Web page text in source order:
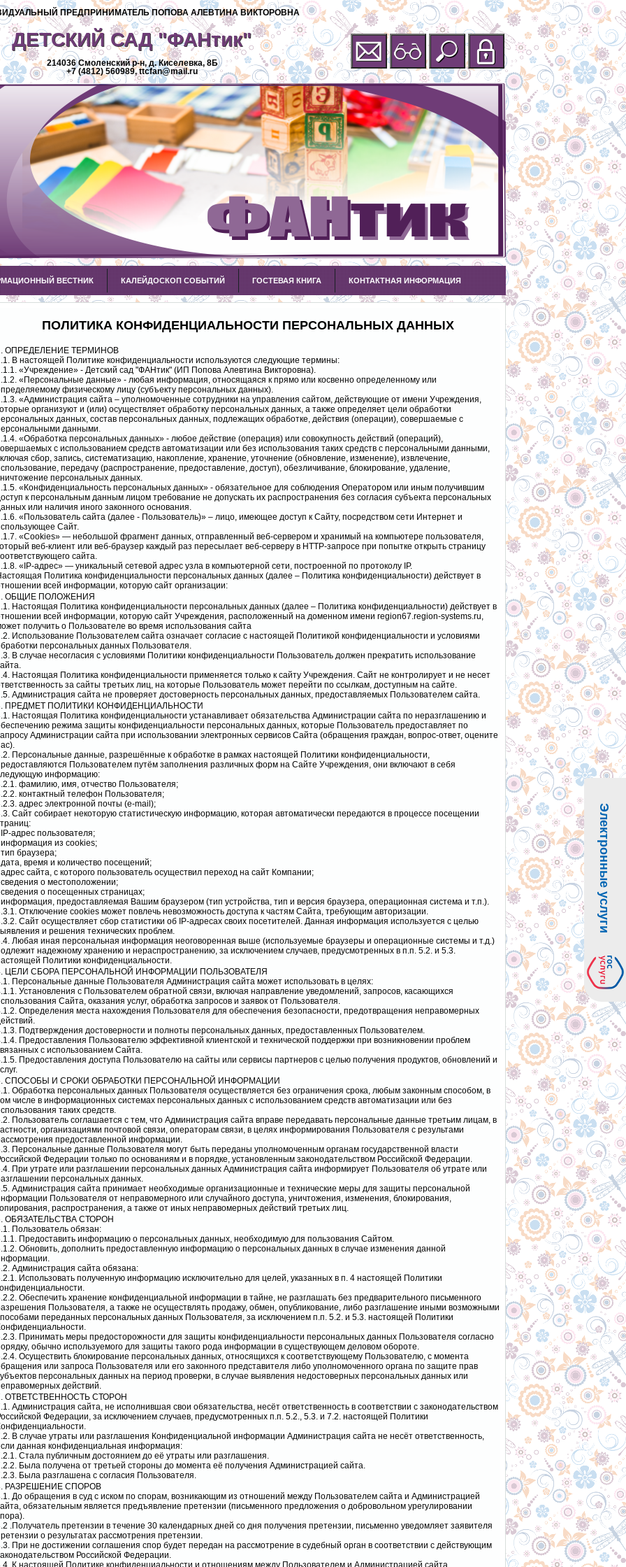
214036 Смоленский р-н, д. Киселевка, 8Б
+7 (4812) 560989, ttcfan@mail.ru
ДЕТСКИЙ САД "ФАНтик"
ПРЕДПРИНИМАТЕЛЬ ПОПОВА АЛЕВТИНА ВИКТОРОВНА
ВЕСТНИК КАЛЕЙДОСКОП СОБЫТИЙ ГОСТЕВАЯ КНИГА КОНТАКТНАЯ ИНФОРМАЦИЯ
ПОЛИТИКА КОНФИДЕНЦИАЛЬНОСТИ ПЕРСОНАЛЬНЫХ ДАННЫХ
ОПРЕДЕЛЕНИЕ ТЕРМИНОВ
В настоящей Политике конфиденциальности используются следующие термины:
«Учреждение» - Детский сад "ФАНтик" (ИП Попова Алевтина Викторовна).
«Персональные данные» - любая информация, относящаяся к прямо или косвенно определенному или
физическому лицу (субъекту персональных данных).
«Администрация сайта – уполномоченные сотрудники на управления сайтом, действующие от имени Учреждения,
организуют и (или) осуществляет обработку персональных данных, а также определяет цели обработки
данных, состав персональных данных, подлежащих обработке, действия (операции), совершаемые с
данными.
«Обработка персональных данных» - любое действие (операция) или совокупность действий (операций),
с использованием средств автоматизации или без использования таких средств с персональными данными,
сбор, запись, систематизацию, накопление, хранение, уточнение (обновление, изменение), извлечение,
передачу (распространение, предоставление, доступ), обезличивание, блокирование, удаление,
персональных данных.
«Конфиденциальность персональных данных» - обязательное для соблюдения Оператором или иным получившим
к персональным данным лицом требование не допускать их распространения без согласия субъекта персональных
или наличия иного законного основания.
«Пользователь сайта (далее - Пользователь)» – лицо, имеющее доступ к Сайту, посредством сети Интернет и
Сайт.
«Cookies» — небольшой фрагмент данных, отправленный веб-сервером и хранимый на компьютере пользователя,
веб-клиент или веб-браузер каждый раз пересылает веб-серверу в HTTP-запросе при попытке открыть страницу
сайта.
«IP-адрес» — уникальный сетевой адрес узла в компьютерной сети, построенной по протоколу IP.
Политика конфиденциальности персональных данных (далее – Политика конфиденциальности) действует в
всей информации, которую сайт организации:
ОБЩИЕ ПОЛОЖЕНИЯ
Настоящая Политика конфиденциальности персональных данных (далее – Политика конфиденциальности) действует в
всей информации, которую сайт Учреждения, расположенный на доменном имени region67.region-systems.ru,
получить о Пользователе во время использования сайта
Использование Пользователем сайта означает согласие с настоящей Политикой конфиденциальности и условиями
персональных данных Пользователя.
В случае несогласия с условиями Политики конфиденциальности Пользователь должен прекратить использование
Настоящая Политика конфиденциальности применяется только к сайту Учреждения. Сайт не контролирует и не несет
за сайты третьих лиц, на которые Пользователь может перейти по ссылкам, доступным на сайте.
Администрация сайта не проверяет достоверность персональных данных, предоставляемых Пользователем сайта.
ПРЕДМЕТ ПОЛИТИКИ КОНФИДЕНЦИАЛЬНОСТИ
Настоящая Политика конфиденциальности устанавливает обязательства Администрации сайта по неразглашению и
режима защиты конфиденциальности персональных данных, которые Пользователь предоставляет по
Администрации сайта при использовании электронных сервисов Сайта (обращения граждан, вопрос-ответ, оцените
Персональные данные, разрешённые к обработке в рамках настоящей Политики конфиденциальности,
Пользователем путём заполнения различных форм на Сайте Учреждения, они включают в себя
информацию:
фамилию, имя, отчество Пользователя;
контактный телефон Пользователя;
адрес электронной почты (e-mail);
Сайт собирает некоторую статистическую информацию, которая автоматически передаются в процессе посещении
адрес пользователя;
из cookies;
браузера;
время и количество посещений;
сайта, с которого пользователь осуществил переход на сайт Компании;
о местоположении;
о посещенных страницах;
предоставляемая Вашим браузером (тип устройства, тип и версия браузера, операционная система и т.п.).
Отключение cookies может повлечь невозможность доступа к частям Сайта, требующим авторизации.
Сайт осуществляет сбор статистики об IP-адресах своих посетителей. Данная информация используется с целью
и решения технических проблем.
Любая иная персональная информация неоговоренная выше (используемые браузеры и операционные системы и т.д.)
надежному хранению и нераспространению, за исключением случаев, предусмотренных в п.п. 5.2. и 5.3.
Политики конфиденциальности.
ЦЕЛИ СБОРА ПЕРСОНАЛЬНОЙ ИНФОРМАЦИИ ПОЛЬЗОВАТЕЛЯ
Персональные данные Пользователя Администрация сайта может использовать в целях:
Установления с Пользователем обратной связи, включая направление уведомлений, запросов, касающихся
Сайта, оказания услуг, обработка запросов и заявок от Пользователя.
Определения места нахождения Пользователя для обеспечения безопасности, предотвращения неправомерных
Подтверждения достоверности и полноты персональных данных, предоставленных Пользователем.
Предоставления Пользователю эффективной клиентской и технической поддержки при возникновении проблем
с использованием Сайта.
Предоставления доступа Пользователю на сайты или сервисы партнеров с целью получения продуктов, обновлений и
СПОСОБЫ И СРОКИ ОБРАБОТКИ ПЕРСОНАЛЬНОЙ ИНФОРМАЦИИ
Обработка персональных данных Пользователя осуществляется без ограничения срока, любым законным способом, в
числе в информационных системах персональных данных с использованием средств автоматизации или без
таких средств.
Пользователь соглашается с тем, что Администрация сайта вправе передавать персональные данные третьим лицам, в
организациями почтовой связи, операторам связи, в целях информирования Пользователя с результами
предоставленной информации.
Персональные данные Пользователя могут быть переданы уполномоченным органам государственной власти
Федерации только по основаниям и в порядке, установленным законодательством Российской Федерации.
При утрате или разглашении персональных данных Администрация сайта информирует Пользователя об утрате или
персональных данных.
Администрация сайта принимает необходимые организационные и технические меры для защиты персональной
Пользователя от неправомерного или случайного доступа, уничтожения, изменения, блокирования,
распространения, а также от иных неправомерных действий третьих лиц.
ОБЯЗАТЕЛЬСТВА СТОРОН
Пользователь обязан:
Предоставить информацию о персональных данных, необходимую для пользования Сайтом.
Обновить, дополнить предоставленную информацию о персональных данных в случае изменения данной
Администрация сайта обязана:
Использовать полученную информацию исключительно для целей, указанных в п. 4 настоящей Политики
Обеспечить хранение конфиденциальной информации в тайне, не разглашать без предварительного письменного
Пользователя, а также не осуществлять продажу, обмен, опубликование, либо разглашение иными возможными
переданных персональных данных Пользователя, за исключением п.п. 5.2. и 5.3. настоящей Политики
Принимать меры предосторожности для защиты конфиденциальности персональных данных Пользователя согласно
обычно используемого для защиты такого рода информации в существующем деловом обороте.
Осуществить блокирование персональных данных, относящихся к соответствующему Пользователю, с момента
или запроса Пользователя или его законного представителя либо уполномоченного органа по защите прав
персональных данных на период проверки, в случае выявления недостоверных персональных данных или
действий.
ОТВЕТСТВЕННОСТЬ СТОРОН
Администрация сайта, не исполнившая свои обязательства, несёт ответственность в соответствии с законодательством
Федерации, за исключением случаев, предусмотренных п.п. 5.2., 5.3. и 7.2. настоящей Политики
В случае утраты или разглашения Конфиденциальной информации Администрация сайта не несёт ответственность,
данная конфиденциальная информация:
Стала публичным достоянием до её утраты или разглашения.
Была получена от третьей стороны до момента её получения Администрацией сайта.
Была разглашена с согласия Пользователя.
РАЗРЕШЕНИЕ СПОРОВ
До обращения в суд с иском по спорам, возникающим из отношений между Пользователем сайта и Администрацией
обязательным является предъявление претензии (письменного предложения о добровольном урегулировании
.Получатель претензии в течение 30 календарных дней со дня получения претензии, письменно уведомляет заявителя
о результатах рассмотрения претензии.
При не достижении соглашения спор будет передан на рассмотрение в судебный орган в соответствии с действующим
Российской Федерации.
К настоящей Политике конфиденциальности и отношениям между Пользователем и Администрацией сайта
Электронные услуги